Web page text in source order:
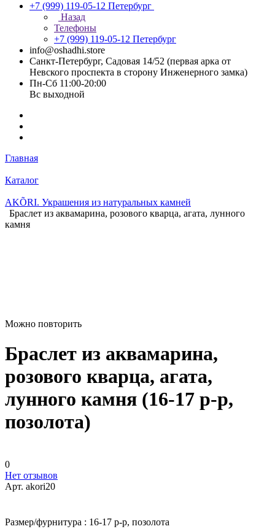
+7 (999) 119-05-12 Петербург
Назад
Телефоны
+7 (999) 119-05-12 Петербург
info@oshadhi.store
Санкт-Петербург, Садовая 14/52 (первая арка от
Невского проспекта в сторону Инженерного замка)
Пн-Сб 11:00-20:00
Вс выходной
Главная
Каталог
AKÕRI. Украшения из натуральных камней
Браслет из аквамарина, розового кварца, агата, лунного
камня
Можно повторить
Браслет из аквамарина,
розового кварца, агата,
лунного камня (16-17 р-р,
позолота)
0
Нет отзывов
Арт. akori20
Размер/фурнитура : 16-17 р-р, позолота